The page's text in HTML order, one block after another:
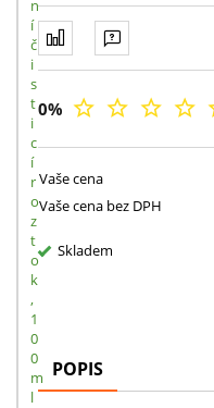
0%
Vaše cena
Vaše cena bez DPH
Skladem
POPIS
n
í
č
i
s
t
i
c
í
r
o
z
t
o
k
,
1
0
0
m
l